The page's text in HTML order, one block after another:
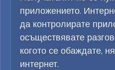
приложението.
да контролирате
осъществявате
когото се обаждате,
интернет.